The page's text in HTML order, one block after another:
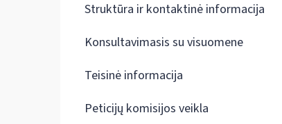
Struktūra ir kontaktinė informacija
Konsultavimasis su visuomene
Teisinė informacija
Peticijų komisijos veikla